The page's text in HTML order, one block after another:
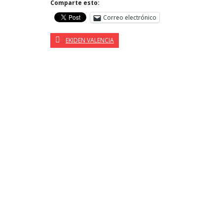
Comparte esto:
Correo electrónico
EKIDEN VALENCIA